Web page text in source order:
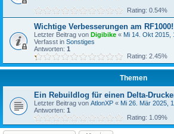
Rating: 0.54%
Wichtige Verbesserungen am
Letzter Beitrag von Digibike « Mi 14. Okt 2015,
Verfasst in Sonstiges
Antworten: 1
Rating: 2.45%
Themen
Ein Rebuildlog für einen Delta-
Letzter Beitrag von AtlonXP « Mi 26. Mär 2025,
Antworten: 1
Rating: 1.09%